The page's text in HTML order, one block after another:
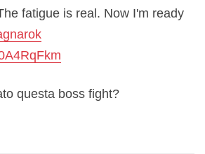
fatigue is real. Now I'm ready
November 6, 2022
questa boss fight?